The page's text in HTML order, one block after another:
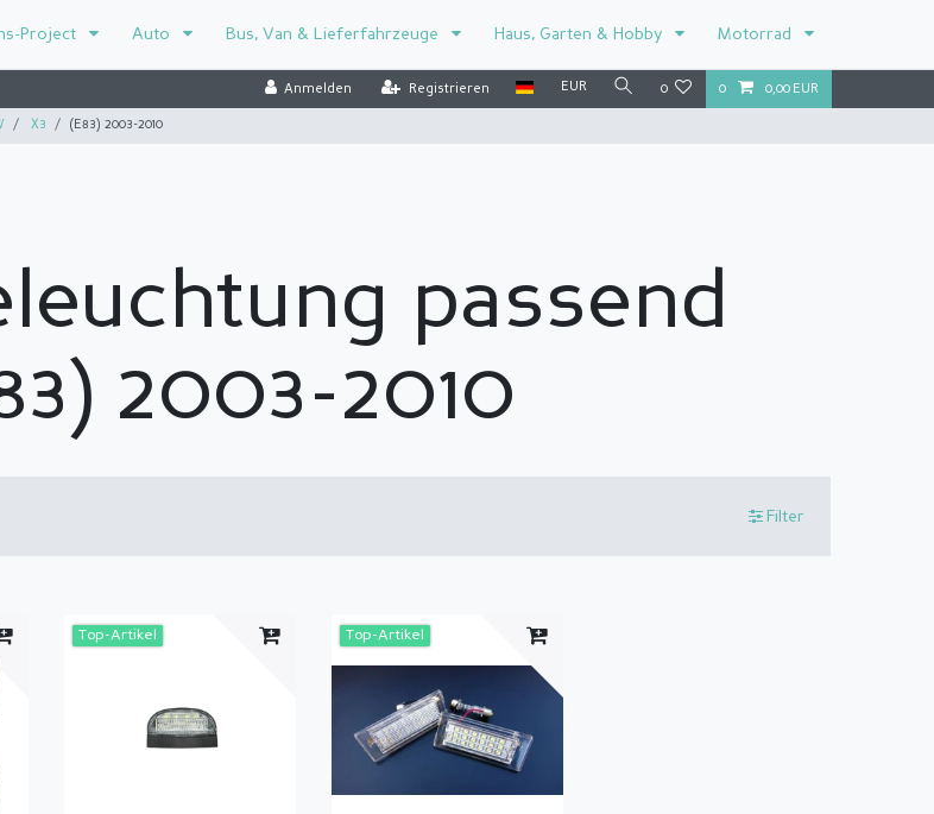
Project Auto Bus, Van & Lieferfahrzeuge Haus, Garten & Hobby Motorrad
Anmelden Registrieren EUR 0 0 0,00 EUR
X3 (E83) 2003-2010
passend
2003-2010
Filter
Top-Artikel Top-Artikel